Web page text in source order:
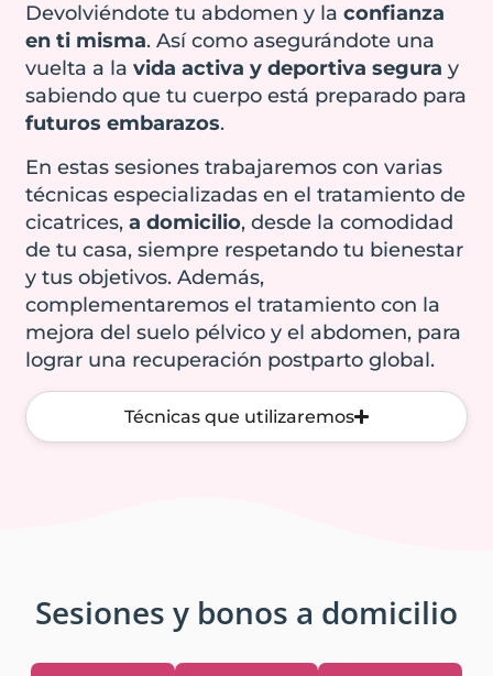
Es fundamental
tratar la cicatriz y
eliminar las
adherencias para
devolver la
funcionalidad al
cuerpo y
recuperarse tras
la cesárea.
Reserva una cita
conmigo
cicatriz es clave
para mejorar la
recuperación,
reducir los
vuelvan a
aparecer en el
futuro
Reserva una cita
conmigo
Devolviéndote tu abdomen y la confianza
en ti misma. Así como asegurándote una
vuelta a la vida activa y deportiva segura y
sabiendo que tu cuerpo está preparado para
futuros embarazos.
En estas sesiones trabajaremos con varias
técnicas especializadas en el tratamiento de
cicatrices, a domicilio, desde la comodidad
de tu casa, siempre respetando tu bienestar
y tus objetivos. Además,
complementaremos el tratamiento con la
mejora del suelo pélvico y el abdomen, para
lograr una recuperación postparto global.
Técnicas que utilizaremos
Sesiones y bonos a domicilio